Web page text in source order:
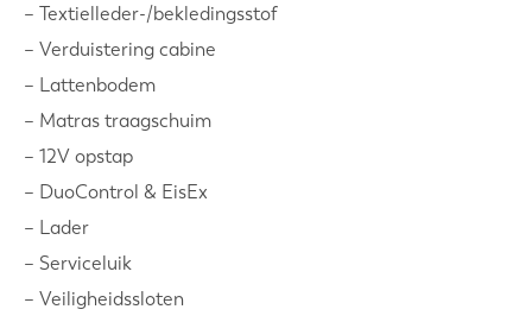
– Textielleder-/bekledingsstof
– Verduistering cabine
– Lattenbodem
– Matras traagschuim
– 12V opstap
– DuoControl & EisEx
– Lader
– Serviceluik
– Veiligheidssloten